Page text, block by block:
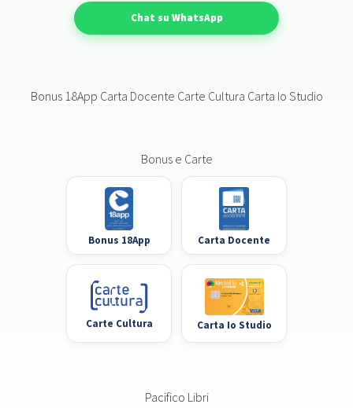
Chat su WhatsApp
Bonus 18App Carta Docente Carte Cultura Carta Io Studio
Bonus e Carte
Bonus 18App Carta Docente
Carte Cultura Carta Io Studio
Pacifico Libri